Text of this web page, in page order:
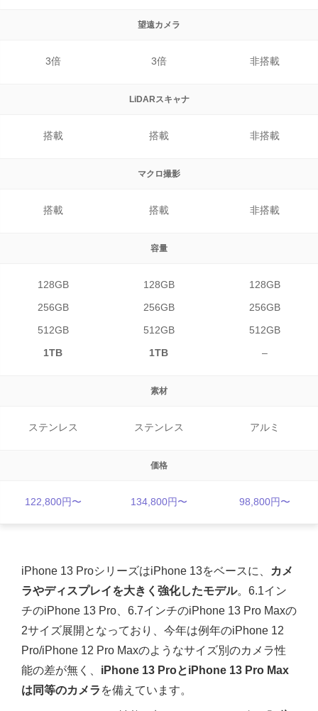
望遠カメラ
3倍 3倍 非搭載
LiDARスキャナ
搭載 搭載 非搭載
マクロ撮影
搭載 搭載 非搭載
容量
128GB
256GB
512GB
1TB
128GB
256GB
512GB
1TB
128GB
256GB
512GB
–
素材
ステンレス ステンレス アルミ
価格
122,800円〜 134,800円〜 98,800円〜
iPhone 13 ProシリーズはiPhone 13をベースに、
カメ
ラやディスプレイを大きく強化したモデル。6.1イン
チのiPhone 13 Pro、6.7インチのiPhone 13 Pro Maxの
2サイズ展開となっており、今年は例年のiPhone 12
Pro/iPhone 12 Pro Maxのようなサイズ別のカメラ性
能の差が無く、 iPhone 13 ProとiPhone 13 Pro Max
は同等のカメラ を備えています。